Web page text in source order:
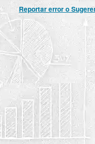
Reportar error o